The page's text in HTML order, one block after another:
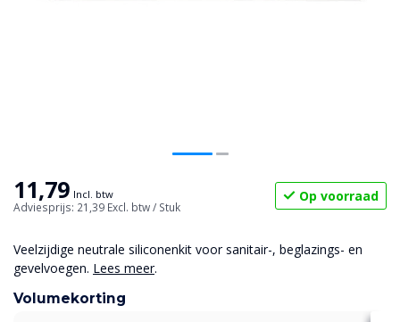
11,79 Incl. btw
Adviesprijs: 21,39 Excl. btw/ Stuk
Op voorraad
Veelzijdige neutrale siliconenkit voor sanitair-, beglazings- en
gevelvoegen. Lees meer.
Volumekorting